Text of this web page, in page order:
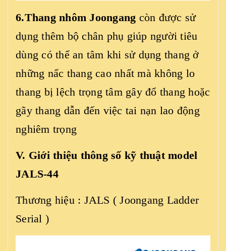
6.Thang nhôm Joongang còn được sử
dụng thêm bộ chân phụ giúp người tiêu
dùng có thể an tâm khi sử dụng thang ở
những nấc thang cao nhất mà không lo
thang bị lệch trọng tâm gây đổ thang hoặc
gãy thang dẫn đến việc tai nạn lao động
nghiêm trọng
V. Giới thiệu thông số kỹ thuật model
JALS-44
Thương hiệu : JALS ( Joongang Ladder
Serial )